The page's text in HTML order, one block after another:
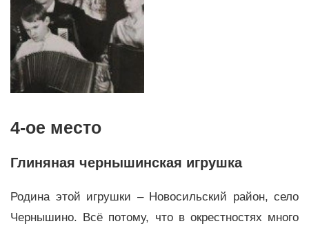
4-ое место
Глиняная чернышинская игрушка
Родина этой игрушки – Новосильский район, село
Чернышино. Всё потому, что в окрестностях много